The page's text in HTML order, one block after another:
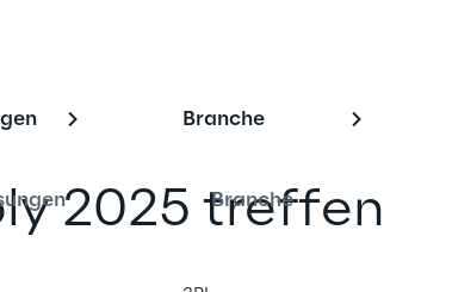
Branche
Branche
2025 treffen